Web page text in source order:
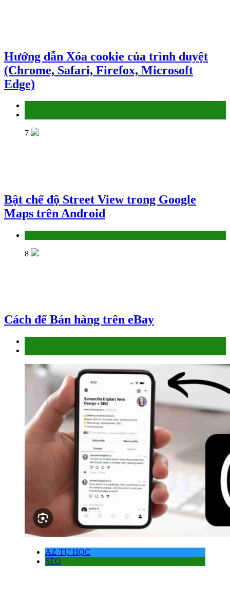
Hướng dẫn Xóa cookie của trình duyệt
(Chrome, Safari, Firefox, Microsoft
Edge)
7
Bật chế độ Street View trong Google
Maps trên Android
8
Cách để Bán hàng trên eBay
AZ-TỰ HỌC
SEO